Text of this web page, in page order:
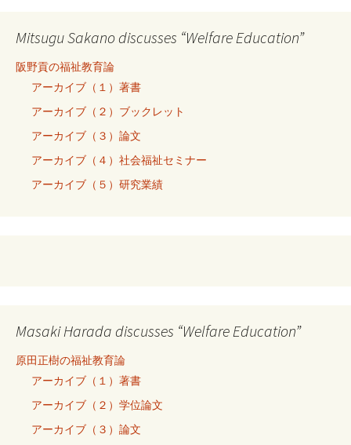
Mitsugu Sakano discusses “Welfare Education”
阪野貢の福祉教育論
アーカイブ（１）著書
アーカイブ（２）ブックレット
アーカイブ（３）論文
アーカイブ（４）社会福祉セミナー
アーカイブ（５）研究業績
Masaki Harada discusses “Welfare Education”
原田正樹の福祉教育論
アーカイブ（１）著書
アーカイブ（２）学位論文
アーカイブ（３）論文